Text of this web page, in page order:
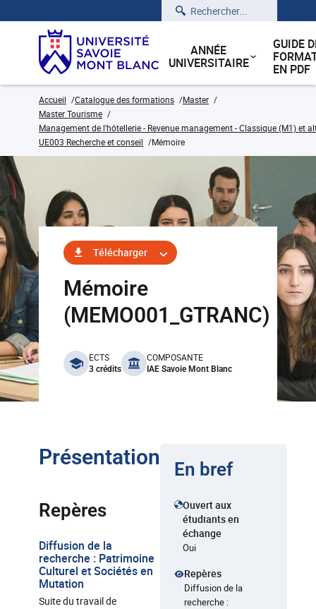
Rechercher
ANNÉE
UNIVERSITAIRE
GUIDE
EN PDF
Accueil Catalogue des formations
Master
Master Tourisme
Management de l'hôtellerie - Revenue management - Classique (M1) et
UE003 Recherche et conseil
Mémoire
Télécharger
Mémoire
(MEMO001_GTRANC)
benefits
ECTS
3 crédits
COMPOSANTE
IAE Savoie Mont Blanc
Présentation
Repères
Diffusion de la
recherche : Patrimoine
Culturel et Sociétés en
Mutation
Suite du travail de
En bref
Ouvert aux
étudiants en
échange
Oui
Repères
Diffusion de la
recherche :